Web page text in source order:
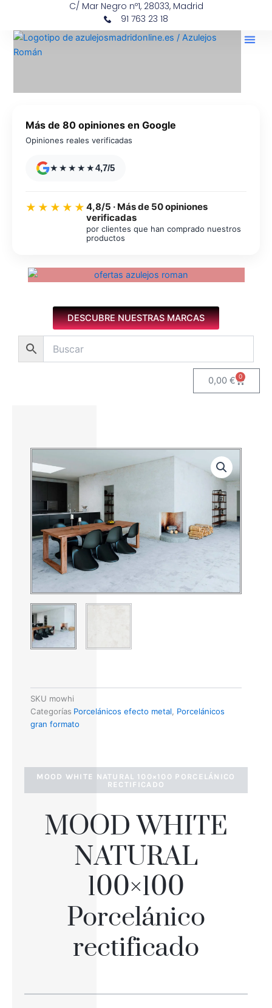
contenido
C/ Mar Negro nº1, 28033, Madrid
91 763 23 18
Más de 80 opiniones en Google
Opiniones reales verificadas
★★★★★4,7/5
★★★★★ 4,8/5 · Más de 50 opiniones
verificadas
por clientes que han comprado nuestros
productos
DESCUBRE NUESTRAS MARCAS
0,00€ 0
Carrito
SKU mowhi
Categorías Porcelánicos efecto metal
Porcelánicos
gran formato
MOOD WHITE NATURAL 100×100 PORCELÁNICO
RECTIFICADO
MOOD WHITE
NATURAL
100×100
Porcelánico
rectificado